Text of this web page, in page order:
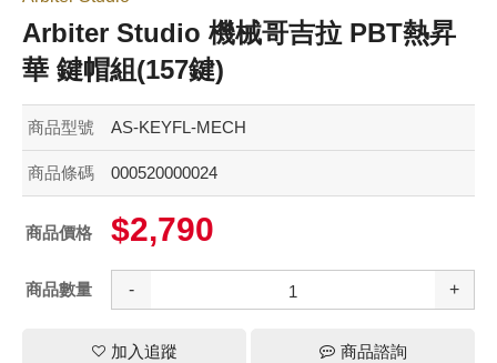
Arbiter Studio 機械哥吉拉 PBT熱昇
華 鍵帽組(157鍵)
商品型號 AS-KEYFL-MECH
商品條碼 000520000024
商品價格 $2,790
商品數量 - +
加入追蹤 商品諮詢